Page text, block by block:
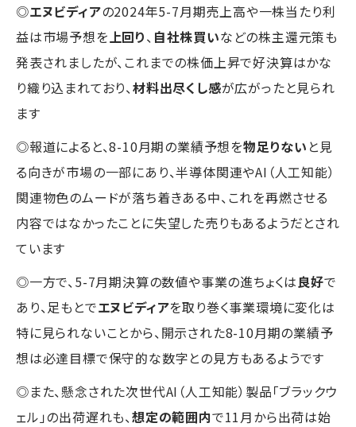
◎エヌビディアの2024年5-7月期売上高や一株当たり利
益は市場予想を 上回り、 自社株買いなどの株主還元策も
発表されましたが、これまでの株価上昇で好決算はかな
り織り込まれており、材料出尽くし感が広がったと見られ
ます
◎報道によると、8-10月期の業績予想を物足りない と見
る向きが市場の一部にあり、半導体関連やAI（人工知能）
関連物色のムードが落ち着きある中、これを再燃させる
内容ではなかったことに失望した売りもあるようだとされ
ています
◎一方で、5-7月期決算の数値や事業の進ちょくは良好で
あり、足もとでエヌビディアを取り巻く事業環境に変化は
特に見られないことから、開示された8-10月期の業績予
想は必達目標で保守的な数字との見方もあるようです
◎また、懸念された次世代AI（人工知能）製品「ブラックウ
ェル」の出荷遅れも、想定の範囲内で11月から出荷は始